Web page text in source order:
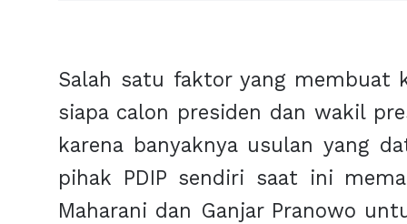
Salah satu faktor yang membuat
siapa calon presiden dan wakil
karena banyaknya usulan yang
pihak PDIP sendiri saat ini
Maharani dan Ganjar Pranowo